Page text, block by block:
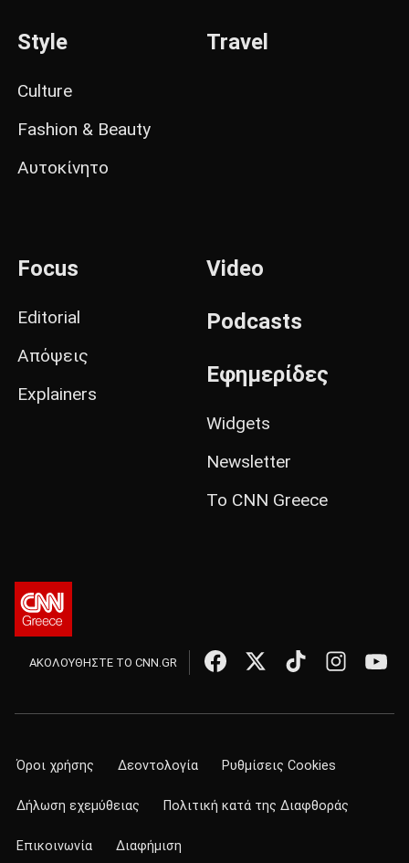
Style
Culture
Fashion & Beauty
Αυτοκίνητο
Travel
Focus
Editorial
Απόψεις
Explainers
Video
Podcasts
Εφημερίδες
Widgets
Newsletter
Το CNN Greece
ΑΚΟΛΟΥΘΗΣΤΕ ΤΟ CNN.GR
Όροι χρήσης Δεοντολογία Ρυθμίσεις Cookies
Δήλωση εχεμύθειας Πολιτική κατά της Διαφθοράς
Επικοινωνία Διαφήμιση